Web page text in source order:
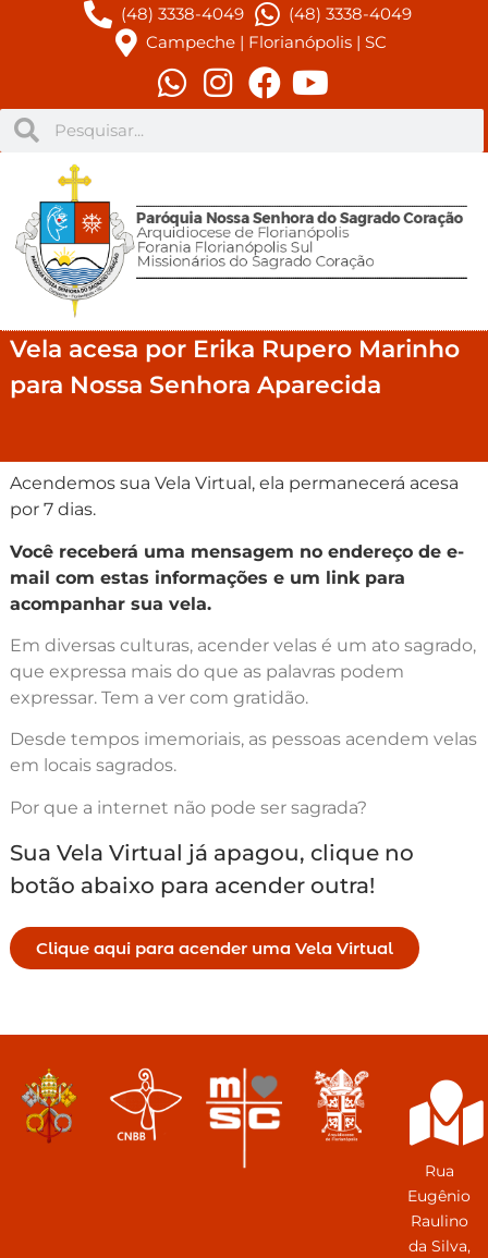
(48) 3338-4049
(48) 3338-4049
Campeche | Florianópolis | SC
Vela acesa por Erika Rupero Marinho
para Nossa Senhora Aparecida
Acendemos sua Vela Virtual, ela permanecerá acesa
por 7 dias.
Você receberá uma mensagem no endereço de e-
mail com estas informações e um link para
acompanhar sua vela.
Em diversas culturas, acender velas é um ato sagrado,
que expressa mais do que as palavras podem
expressar. Tem a ver com gratidão.
Desde tempos imemoriais, as pessoas acendem velas
em locais sagrados.
Por que a internet não pode ser sagrada?
Sua Vela Virtual já apagou, clique no
botão abaixo para acender outra!
Clique aqui para acender uma Vela Virtual
Rua
Eugênio
Raulino
da Silva,